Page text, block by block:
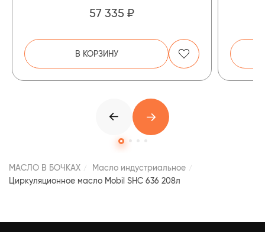
57 335 ₽
В КОРЗИНУ
МАСЛО В БОЧКАХ
Масло индустриальное
Циркуляционное масло Mobil SHC 636 208л